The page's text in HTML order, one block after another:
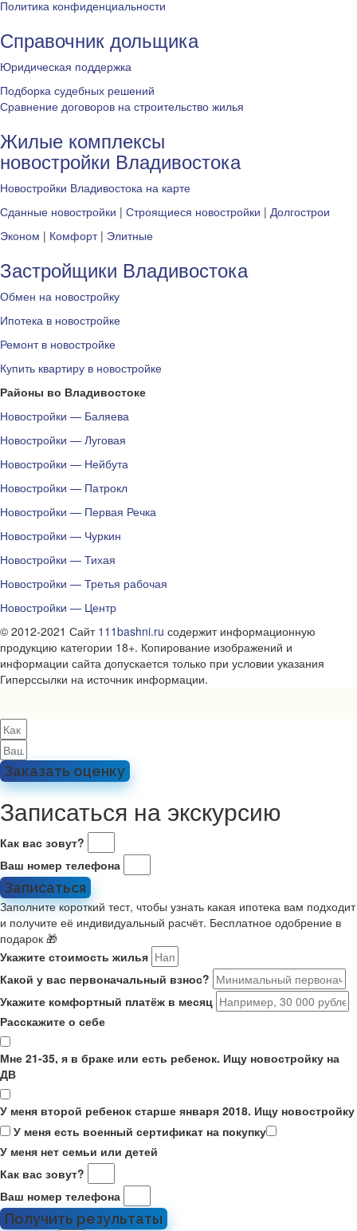
Политика конфиденциальности
Справочник дольщика
Юридическая поддержка
Подборка судебных решений
Сравнение договоров на строительство жилья
Жилые комплексы
новостройки Владивостока
Новостройки Владивостока на карте
Сданные новостройки | Строящиеся новостройки | Долгострои
Эконом | Комфорт| Элитные
Застройщики Владивостока
Обмен на новостройку
Ипотека в новостройке
Ремонт в новостройке
Купить квартиру в новостройке
Районы во Владивостоке
Новостройки — Баляева
Новостройки — Луговая
Новостройки — Нейбута
Новостройки — Патрокл
Новостройки — Первая Речка
Новостройки — Чуркин
Новостройки — Тихая
Новостройки — Третья рабочая
Новостройки — Центр
© 2012-2021 Сайт 111bashni.ru содержит информационную
продукцию категории 18+. Копирование изображений и
информации сайта допускается только при условии указания
Гиперссылки на источник информации.
Заказать оценку
Записаться на экскурсию
Как вас зовут?
Ваш номер телефона
Записаться
Заполните короткий тест, чтобы узнать какая ипотека вам подходит
и получите её индивидуальный расчёт. Бесплатное одобрение в
подарок 🎁
Укажите стоимость жилья
Какой у вас первоначальный взнос?
Укажите комфортный платёж в месяц
Расскажите о себе
Мне 21-35, я в браке или есть ребенок. Ищу новостройку на
ДВ
У меня второй ребенок старше января 2018. Ищу новостройку
У меня есть военный сертификат на покупку
У меня нет семьи или детей
Как вас зовут?
Ваш номер телефона
Получить результаты